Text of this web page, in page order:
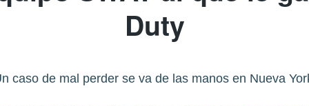
Duty
caso de mal perder se va de las manos en Nueva